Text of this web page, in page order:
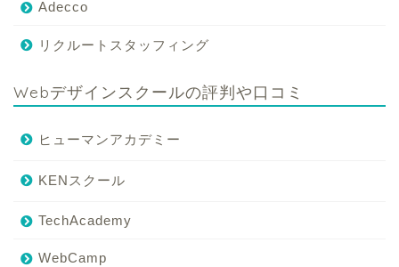
Adecco
リクルートスタッフィング
Webデザインスクールの評判や口コミ
ヒューマンアカデミー
KENスクール
TechAcademy
WebCamp